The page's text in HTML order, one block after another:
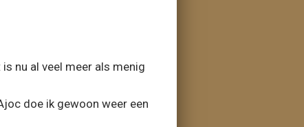
nu al veel meer als menig
doe ik gewoon weer een